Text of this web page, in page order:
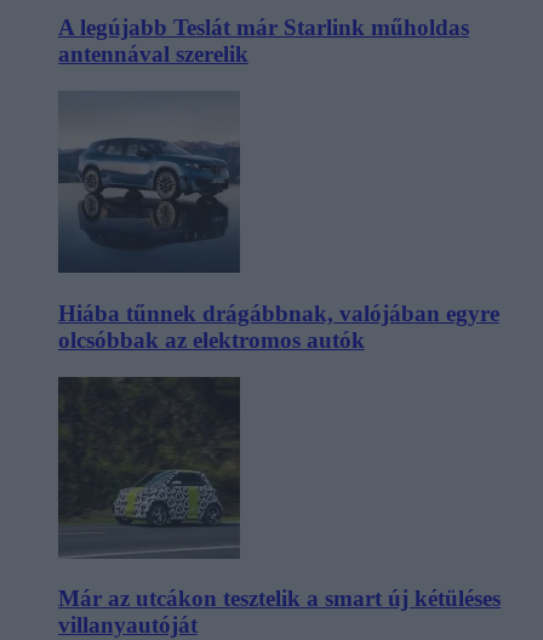
A legújabb Teslát már Starlink műholdas
antennával szerelik
Hiába tűnnek drágábbnak, valójában egyre
olcsóbbak az elektromos autók
Már az utcákon tesztelik a smart új kétüléses
villanyautóját